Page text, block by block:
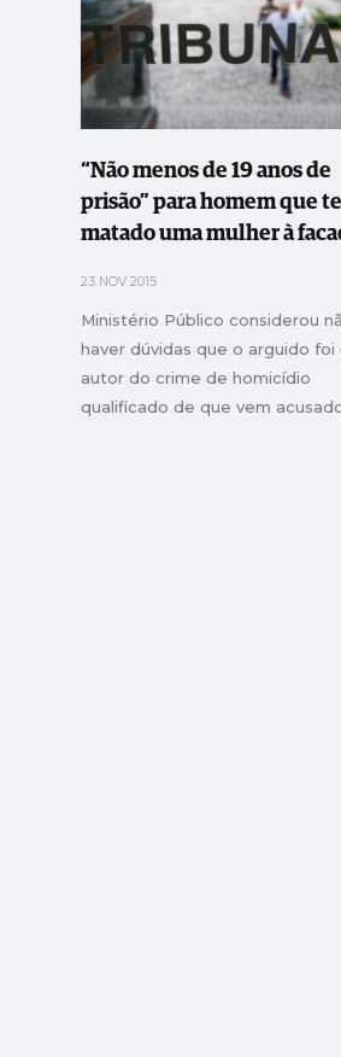
“Não menos de 19 anos de
prisão” para homem que
matado uma mulher à
23 NOV 2015
Ministério Público considerou
haver dúvidas que o arguido foi
autor do crime de homicídio
qualificado de que vem